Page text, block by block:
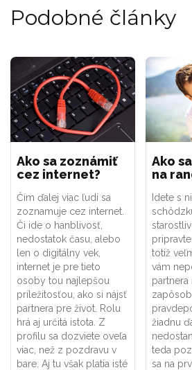
Podobné články
Ako sa zoznámiť
cez internet?
Čím ďalej viac ľudí sa
zoznamuje cez internet.
Či ide o hanblivosť,
nedostatok času, alebo
len o digitálny vek,
internet je pre tieto
osoby tou najlepšou
príležitosťou, ako si nájsť
partnera pre život. Rolu
hrá aj určitá istota. Z
profilu sa dozviete oveľa
viac, než z pozdravu v
bare. Aj tu však platia isté
Ako
na
Idete s
totiž
vám
žiadnu
teda
sa na